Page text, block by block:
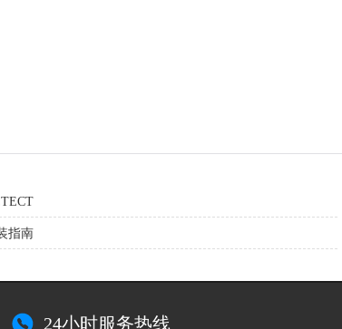
指南
24小时服务热线